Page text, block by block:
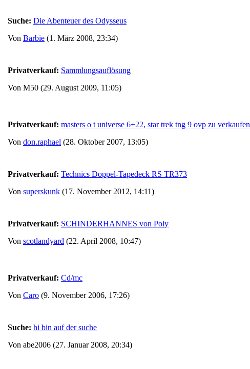
Suche: Die Abenteuer des Odysseus
Von Barbie (1. März 2008, 23:34)
Privatverkauf: Sammlungsauflösung
Von M50 (29. August 2009, 11:05)
Privatverkauf: masters o t universe 6+22, star trek tng 9 ovp zu verkaufen
Von don.raphael (28. Oktober 2007, 13:05)
Privatverkauf: Technics Doppel-Tapedeck RS TR373
Von superskunk (17. November 2012, 14:11)
Privatverkauf: SCHINDERHANNES von Poly
Von scotlandyard (22. April 2008, 10:47)
Privatverkauf: Cd/mc
Von Caro (9. November 2006, 17:26)
Suche: hi bin auf der suche
Von abe2006 (27. Januar 2008, 20:34)